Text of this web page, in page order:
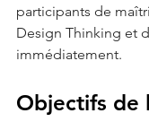
participants de
Design Thinking et
immédiatement.
Objectifs de